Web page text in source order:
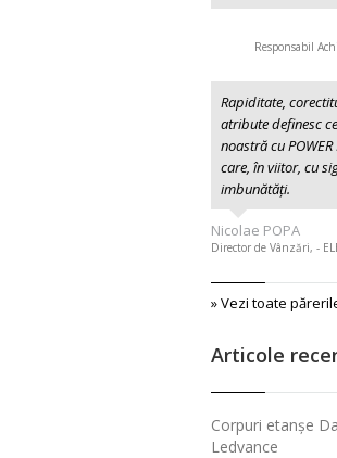
Responsabil
Rapiditate,
atribute definesc
noastră cu POWER
care, în viitor, cu
imbunătăți.
Nicolae POPA
Director de Vânzări, -
» Vezi toate
Articole
Corpuri etanșe
Ledvance